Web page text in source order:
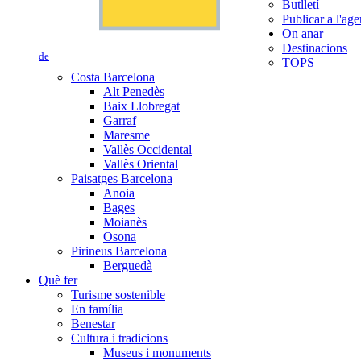
de
Butlletí
Publicar a
On anar
Destinacions
TOPS
Costa Barcelona
Alt Penedès
Baix Llobregat
Garraf
Maresme
Vallès Occidental
Vallès Oriental
Paisatges Barcelona
Anoia
Bages
Moianès
Osona
Pirineus Barcelona
Berguedà
Què fer
Turisme sostenible
En família
Benestar
Cultura i tradicions
Museus i monuments